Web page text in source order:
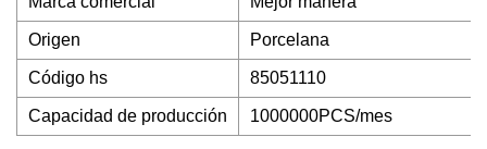
Origen Porcelana
Código hs 85051110
Capacidad de producción 1000000PCS/mes